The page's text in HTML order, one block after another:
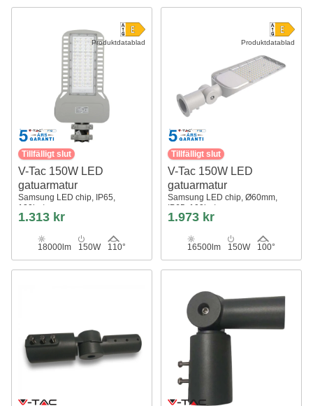
Produktdatablad
Tillfälligt slut
V-Tac 150W LED
gatuarmatur
Samsung LED chip, IP65,
120lm/w
1.313 kr
18000lm 150W 110°
Produktdatablad
Tillfälligt slut
V-Tac 150W LED
gatuarmatur
Samsung LED chip, Ø60mm,
IP65, 100lm/w
1.973 kr
16500lm 150W 100°